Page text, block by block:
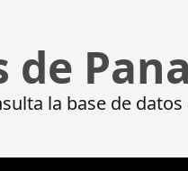
de
la base de